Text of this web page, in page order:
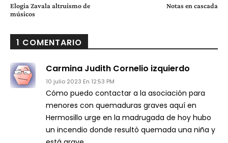
Elogia Zavala altruismo de
músicos
Notas en cascada
1 COMENTARIO
Carmina Judith Cornelio izquierdo
10 julio 2023 En 12:53 PM
Cómo puedo contactar a la asociación para
menores con quemaduras graves aquí en
Hermosillo urge en la madrugada de hoy hubo
un incendio donde resultó quemada una niña y